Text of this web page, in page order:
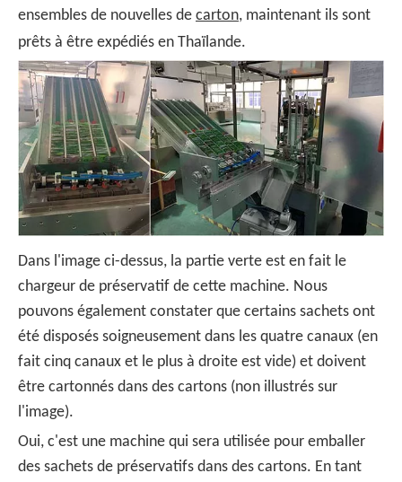
ensembles de nouvelles de carton, maintenant ils sont
prêts à être expédiés en Thaïlande.
Dans l'image ci-dessus, la partie verte est en fait le
chargeur de préservatif de cette machine. Nous
pouvons également constater que certains sachets ont
été disposés soigneusement dans les quatre canaux (en
fait cinq canaux et le plus à droite est vide) et doivent
être cartonnés dans des cartons (non illustrés sur
l'image).
Oui, c'est une machine qui sera utilisée pour emballer
des sachets de préservatifs dans des cartons. En tant